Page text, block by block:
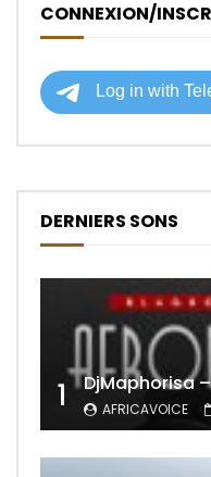
CONNEXION/
DERNIERS SONS
1 AFRICAVOICE